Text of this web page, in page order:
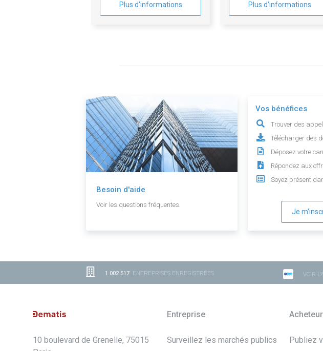
Plus d'informations Plus d'informations
Besoin d'aide
Voir les questions fréquentes.
Vos bénéfices
Trouver des
Télécharger des
Déposez votre
Répondez aux
Soyez présent
Je
1 002 517 ENTREPRISES ENREGISTRÉES VOIR
10 boulevard de Grenelle, 75015
Entreprise
Surveillez les marchés publics
Acheteur
Publiez